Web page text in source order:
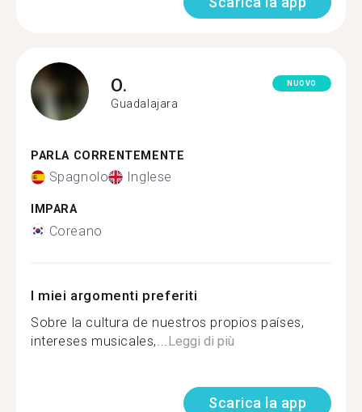
O.
Guadalajara
NUOVO
PARLA CORRENTEMENTE
Spagnolo Inglese
IMPARA
Coreano
I miei argomenti preferiti
Sobre la cultura de nuestros propios países,
intereses musicales,... Leggi di più
Scarica la app